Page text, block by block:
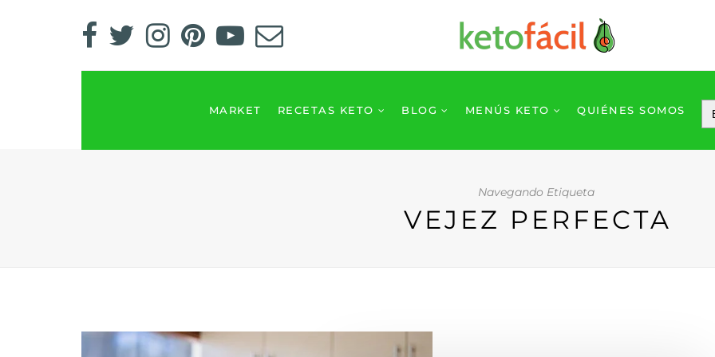
MARKET RECETAS KETO BLOG MENÚS KETO QUIÉNES SOMOS
Navegando Etiqueta
VEJEZ PERFECTA